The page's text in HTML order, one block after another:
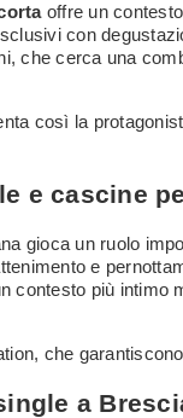
offre un
con
che cerca una
così la
e cascine
gioca un ruolo
e
contesto più intimo
che
a